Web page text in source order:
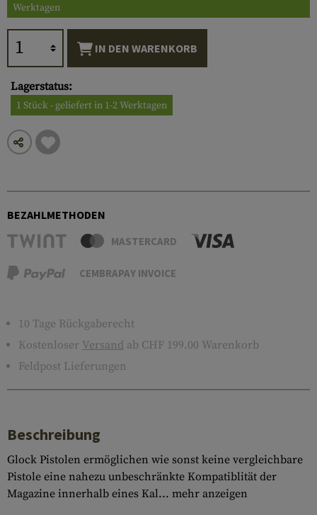
Werktagen
IN DEN WARENKORB
Lagerstatus:
1 Stück - geliefert in 1-2 Werktagen
BEZAHLMETHODEN
MASTERCARD
CEMBRAPAY INVOICE
10 Tage Rückgaberecht
Kostenloser Versand ab CHF 199.00 Warenkorb
Feldpost Lieferungen
Beschreibung
Glock Pistolen ermöglichen wie sonst keine vergleichbare
Pistole eine nahezu unbeschränkte Kompatiblität der
Magazine innerhalb eines Kal... mehr anzeigen